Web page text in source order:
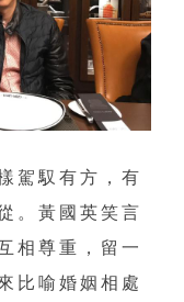
駕馭有方，有
。黃國英笑言
相尊重，留一
比喻婚姻相處